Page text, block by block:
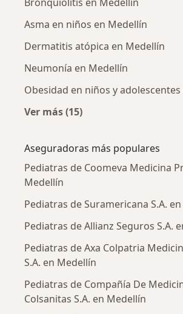
Asma en niños en Medellín
Dermatitis atópica en Medellín
Neumonía en Medellín
Obesidad en niños y
Ver más (15)
Aseguradoras más populares
Pediatras de Coomeva Medicina
Medellín
Pediatras de Suramericana S.A.
Pediatras de Allianz Seguros S.A.
Pediatras de Axa Colpatria
S.A. en Medellín
Pediatras de Compañía De
Colsanitas S.A. en Medellín